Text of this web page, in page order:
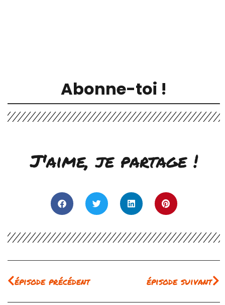
Abonne-toi !
J'aime, je partage !
Précédent
épisode précédent épisode suivant